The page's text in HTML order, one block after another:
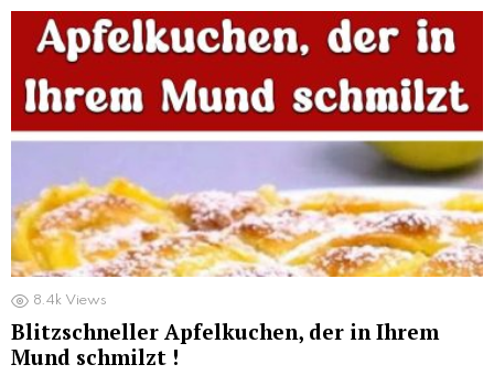
8.4k Views
Blitzschneller Apfelkuchen, der in Ihrem
Mund schmilzt !